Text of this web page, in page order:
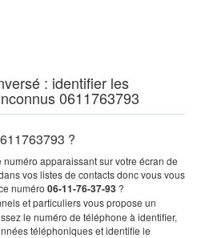
: identifier les
0611763793
?
apparaissant sur votre écran de
vos listes de contacts donc vous vous
numéro 06-11-76-37-93 ?
et particuliers vous propose un
le numéro de téléphone à identifier,
téléphoniques et identifie le